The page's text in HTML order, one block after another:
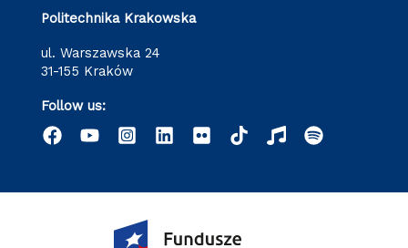
Politechnika Krakowska
ul. Warszawska 24
31-155 Kraków
Follow us: